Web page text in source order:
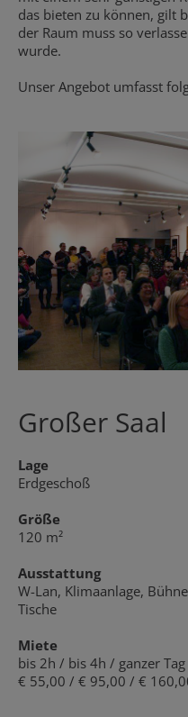
das bieten zu können, gilt
der Raum muss so
wurde.
Unser Angebot umfasst
Großer Saal
Lage
Erdgeschoß
Größe
120 m²
Ausstattung
W-Lan, Klimaanlage,
Tische
Miete
bis 2h / bis 4h / ganzer
€ 55,00 / € 95,00 / €